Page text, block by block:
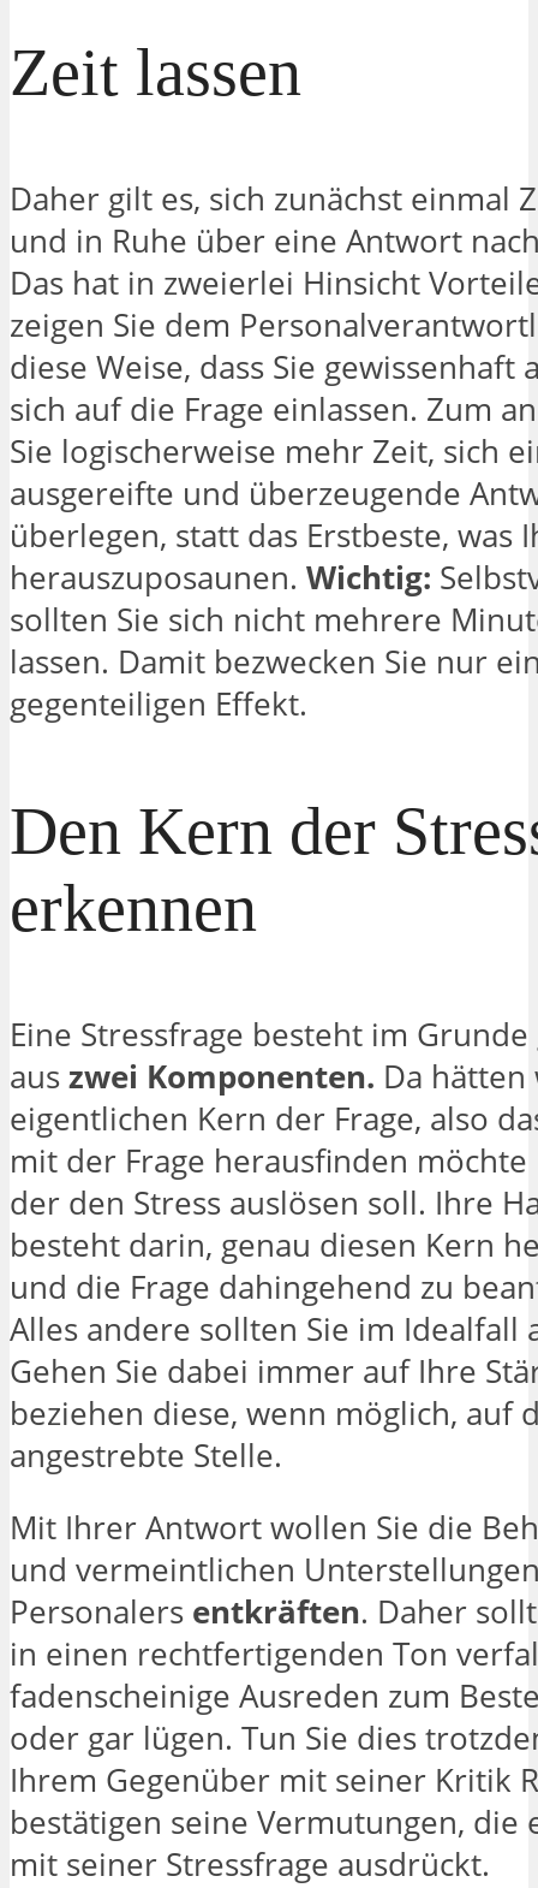
Zeit lassen
Daher gilt es, sich zunächst einmal
und in Ruhe über eine Antwort
Das hat in zweierlei Hinsicht
zeigen Sie dem
diese Weise, dass Sie gewissenhaft
sich auf die Frage einlassen. Zum
Sie logischerweise mehr Zeit, sich
ausgereifte und überzeugende
überlegen, statt das Erstbeste, was
herauszuposaunen. Wichtig:
sollten Sie sich nicht mehrere
lassen. Damit bezwecken Sie nur
gegenteiligen Effekt.
Den Kern der
erkennen
Eine Stressfrage besteht im
aus zwei Komponenten. Da
eigentlichen Kern der Frage, also
mit der Frage herausfinden möchte
der den Stress auslösen soll. Ihre
besteht darin, genau diesen Kern
und die Frage dahingehend zu
Alles andere sollten Sie im Idealfall
Gehen Sie dabei immer auf Ihre
beziehen diese, wenn möglich, auf
angestrebte Stelle.
Mit Ihrer Antwort wollen Sie die
und vermeintlichen
Personalers entkräften. Daher
in einen rechtfertigenden Ton
fadenscheinige Ausreden zum
oder gar lügen. Tun Sie dies
Ihrem Gegenüber mit seiner Kritik
bestätigen seine Vermutungen, die
mit seiner Stressfrage ausdrückt.